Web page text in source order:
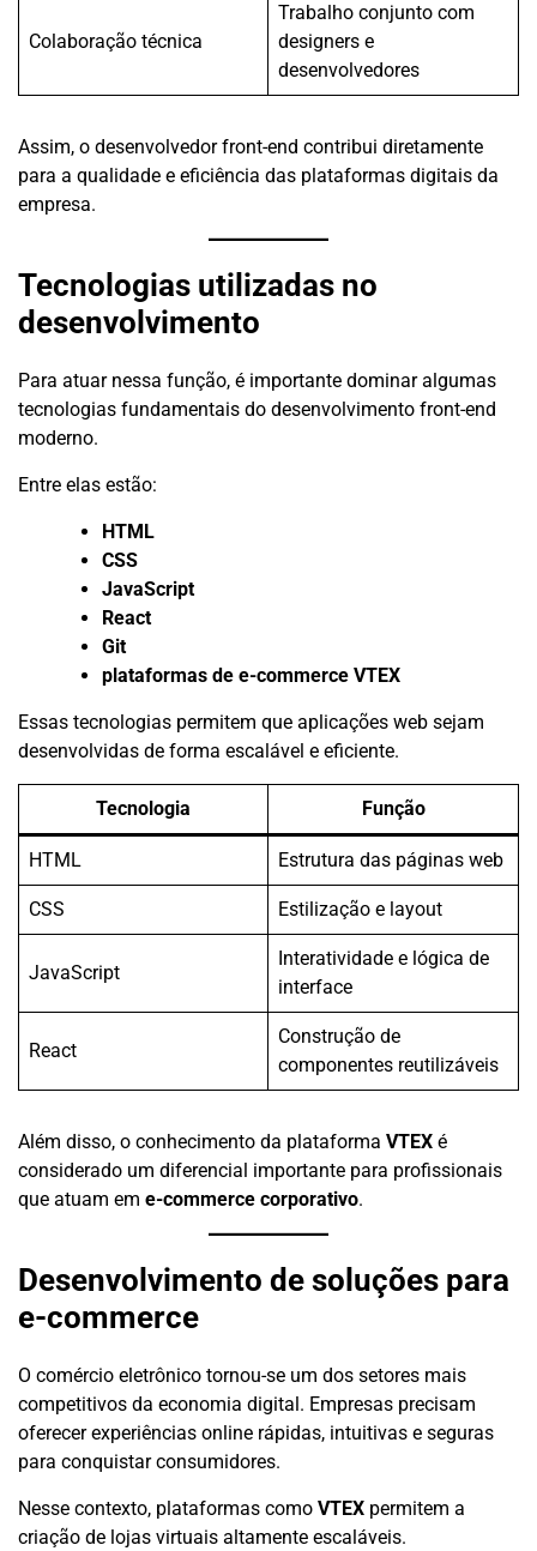
Colaboração técnica
Trabalho conjunto com
designers e
desenvolvedores
Assim, o desenvolvedor front-end contribui diretamente
para a qualidade e eficiência das plataformas digitais da
empresa.
Tecnologias utilizadas no
desenvolvimento
Para atuar nessa função, é importante dominar algumas
tecnologias fundamentais do desenvolvimento front-end
moderno.
Entre elas estão:
HTML
CSS
JavaScript
React
Git
plataformas de e-commerce VTEX
Essas tecnologias permitem que aplicações web sejam
desenvolvidas de forma escalável e eficiente.
Tecnologia Função
HTML Estrutura das páginas web
CSS Estilização e layout
JavaScript
Interatividade e lógica de
interface
React
Construção de
componentes reutilizáveis
Além disso, o conhecimento da plataforma VTEX é
considerado um diferencial importante para profissionais
que atuam em e-commerce corporativo.
Desenvolvimento de soluções para
e-commerce
O comércio eletrônico tornou-se um dos setores mais
competitivos da economia digital. Empresas precisam
oferecer experiências online rápidas, intuitivas e seguras
para conquistar consumidores.
Nesse contexto, plataformas como VTEX permitem a
criação de lojas virtuais altamente escaláveis.